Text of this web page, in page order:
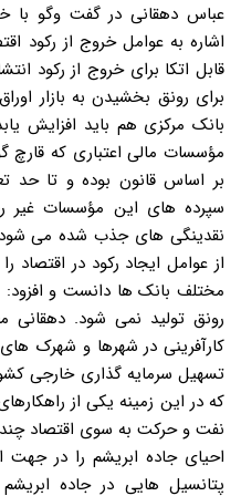
عباس دهقانی در گفت وگو با
اشاره به عوامل خروج از رکود
برای رونق بخشیدن به بازار
بانک مرکزی هم باید افزایش
مؤسسات مالی اعتباری که قارچ
بر اساس قانون بوده و تا حد
سپرده های این مؤسسات غیر
نقدینگی های جذب شده می
از عوامل ایجاد رکود در
مختلف بانک ها دانست و
رونق تولید نمی شود. دهقانی
کارآفرینی در شهرها و شهرک
تسهیل سرمایه گذاری خارجی
که در این زمینه یکی از
نفت و حرکت به سوی اقتصاد
احیای جاده ابریشم را در جهت
پتانسیل هایی در جاده